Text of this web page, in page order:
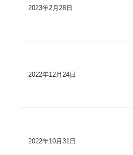
2023年2月28日
2022年12月24日
2022年10月31日